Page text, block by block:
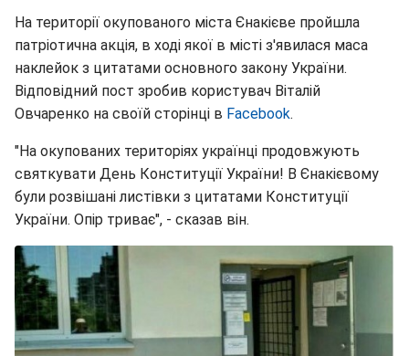
На території окупованого міста Єнакієве пройшла
патріотична акція, в ході якої в місті з'явилася маса
наклейок з цитатами основного закону України.
Відповідний пост зробив користувач Віталій
Овчаренко на своїй сторінці в Facebook.
"На окупованих територіях українці продовжують
святкувати День Конституції України! В Єнакієвому
були розвішані листівки з цитатами Конституції
України. Опір триває", - сказав він.